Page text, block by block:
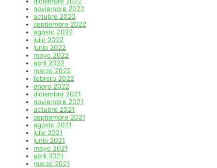
noviembre 2022
octubre 2022
septiembre 2022
agosto 2022
julio 2022
junio 2022
mayo 2022
abril 2022
marzo 2022
febrero 2022
enero 2022
diciembre 2021
noviembre 2021
octubre 2021
septiembre 2021
agosto 2021
julio 2021
junio 2021
mayo 2021
abril 2021
marzo 2021